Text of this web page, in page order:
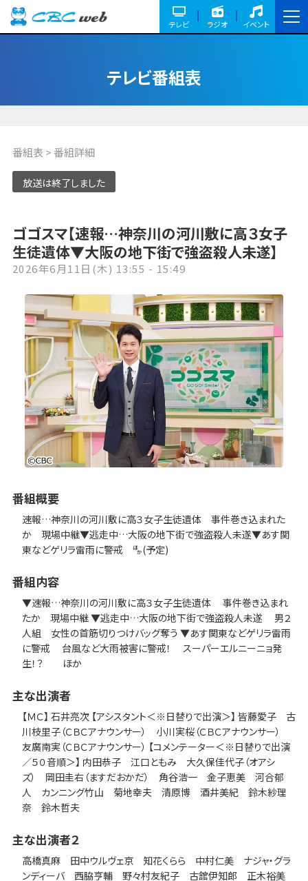
テレビ ラジオ イベント
テレビ番組表
番組表 > 番組詳細
放送は終了しました
ゴゴスマ【速報…神奈川の河川敷に高３女子
生徒遺体▼大阪の地下街で強盗殺人未遂】
2026年6月11日(木) 13:55 - 15:49
番組概要
速報…神奈川の河川敷に高３女子生徒遺体 事件巻き込まれた
か 現場中継▼逃走中…大阪の地下街で強盗殺人未遂▼あす関
東などゲリラ雷雨に警戒 🈀(予定)
番組内容
▼速報…神奈川の河川敷に高３女子生徒遺体 事件巻き込まれ
たか 現場中継 ▼逃走中…大阪の地下街で強盗殺人未遂 男２
人組 女性の首筋切りつけバッグ奪う ▼あす関東などゲリラ雷雨
に警戒 台風など大雨被害に警戒！ スーパーエルニーニョ発
生！？ ほか
主な出演者
【ＭＣ】 石井亮次 【アシスタント＜※日替りで出演＞】 皆藤愛子 古
川枝里子（ＣＢＣアナウンサー） 小川実桜（ＣＢＣアナウンサー）
友廣南実（ＣＢＣアナウンサー） 【コメンテーター＜※日替りで出演
／５０音順＞】 内田恭子 江口ともみ 大久保佳代子（オアシ
ズ） 岡田圭右（ますだおかだ） 角谷浩一 金子恵美 河合郁
人 カンニング竹山 菊地幸夫 清原博 酒井美紀 鈴木紗理
奈 鈴木哲夫
主な出演者２
高橋真麻 田中ウルヴェ京 知花くらら 中村仁美 ナジャ・グラ
ンディーバ 西脇亨輔 野々村友紀子 古舘伊知郎 正木裕美